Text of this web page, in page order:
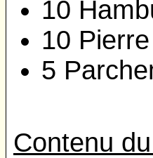
10
10
5
Contenu